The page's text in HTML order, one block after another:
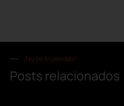
¡No te lo pierdas!
Posts relacionados